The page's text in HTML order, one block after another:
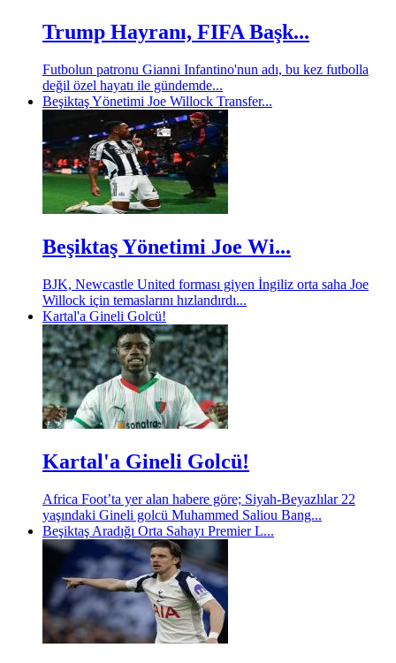
Trump Hayranı, FIFA Başk...
Futbolun patronu Gianni Infantino'nun adı, bu kez futbolla
değil özel hayatı ile gündemde...
Beşiktaş Yönetimi Joe Willock Transfer...
Beşiktaş Yönetimi Joe Wi...
BJK, Newcastle United forması giyen İngiliz orta saha Joe
Willock için temaslarını hızlandırdı...
Kartal'a Gineli Golcü!
Kartal'a Gineli Golcü!
Africa Foot’ta yer alan habere göre; Siyah-Beyazlılar 22
yaşındaki Gineli golcü Muhammed Saliou Bang...
Beşiktaş Aradığı Orta Sahayı Premier L...